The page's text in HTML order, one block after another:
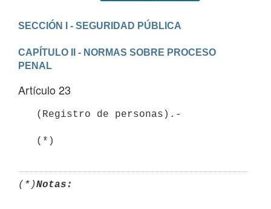
CAPÍTULO II - NORMAS SOBRE PROCESO
PENAL
Artículo 23
   (*)
(*)Notas: